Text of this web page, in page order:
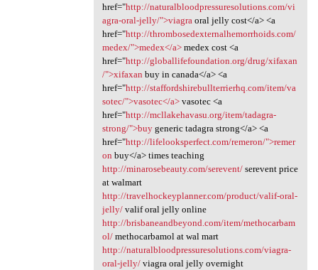
href="http://naturalbloodpressuresolutions.com/vi
agra-oral-jelly/">viagraoral jelly cost</a> <a
href="http://thrombosedexternalhemorrhoids.com/
medex/">medex</a>medex cost <a
href="http://globallifefoundation.org/drug/xifaxan
/">xifaxan buy in canada</a> <a
href="http://staffordshirebullterrierhq.com/item/va
sotec/">vasotec</a>vasotec <a
href="http://mcllakehavasu.org/item/tadagra-
strong/">buygeneric tadagra strong</a> <a
href="http://lifelooksperfect.com/remeron/">remer
on buy</a> times teaching
http://minarosebeauty.com/serevent/serevent price
at walmart
http://travelhockeyplanner.com/product/valif-oral-
jelly/valif oral jelly online
http://brisbaneandbeyond.com/item/methocarbam
ol/methocarbamol at wal mart
http://naturalbloodpressuresolutions.com/viagra-
oral-jelly/viagra oral jelly overnight